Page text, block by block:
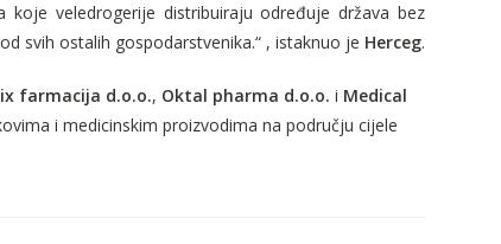
koje veledrogerije distribuiraju određuje država bez
svih ostalih gospodarstvenika.“ , istaknuo je Herceg.
farmacija d.o.o., Oktal pharma d.o.o. i Medical
i medicinskim proizvodima na području cijele